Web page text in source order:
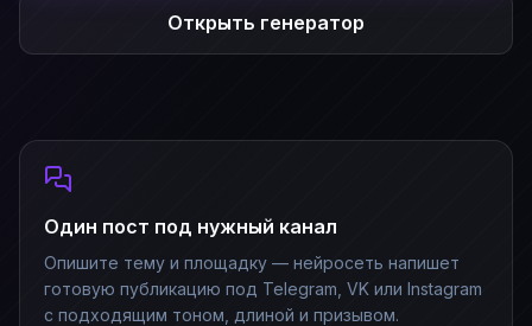
Открыть генератор
Один пост под нужный канал
Опишите тему и площадку — нейросеть напишет
готовую публикацию под Telegram, VK или Instagram
с подходящим тоном, длиной и призывом.